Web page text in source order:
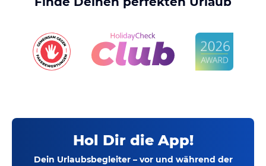
Hol Dir die App!
Dein Urlaubsbegleiter – vor und während der